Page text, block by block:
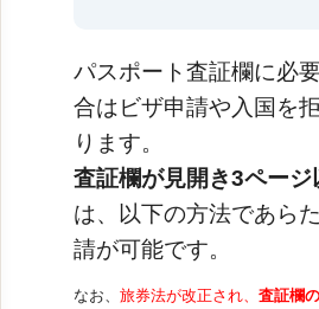
航空券
貸切バス・ハイヤー
パスポート査証欄に必
合はビザ申請や入国を
ります。
査証欄が見開き3ページ
は、以下の方法であら
請が可能です。
なお、旅券法が改正され、査証欄